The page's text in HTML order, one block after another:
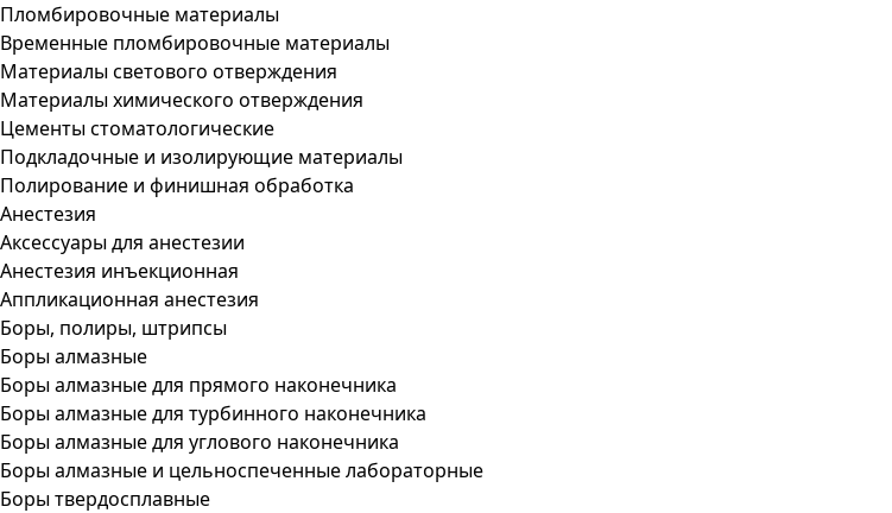
Пломбировочные материалы
Временные пломбировочные материалы
Материалы светового отверждения
Материалы химического отверждения
Цементы стоматологические
Подкладочные и изолирующие материалы
Полирование и финишная обработка
Анестезия
Аксессуары для анестезии
Анестезия инъекционная
Аппликационная анестезия
Боры, полиры, штрипсы
Боры алмазные
Боры алмазные для прямого наконечника
Боры алмазные для турбинного наконечника
Боры алмазные для углового наконечника
Боры алмазные и цельноспеченные лабораторные
Боры твердосплавные